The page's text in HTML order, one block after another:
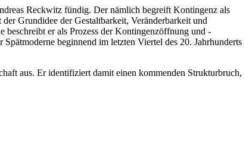
Reckwitz fündig. Der nämlich begreift Kontingenz als
Grundidee der Gestaltbarkeit, Veränderbarkeit und
er als Prozess der Kontingenzöffnung und -
beginnend im letzten Viertel des 20. Jahrhunderts
aus. Er identifiziert damit einen kommenden Strukturbruch,